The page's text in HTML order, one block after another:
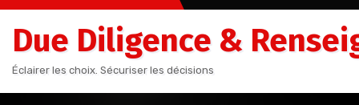
Aller
contenu
Due Diligence &
Éclairer les choix. Sécuriser les décisions